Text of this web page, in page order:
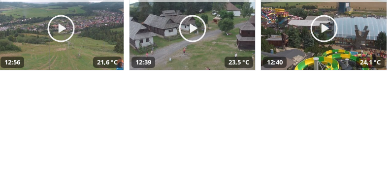
12:56 21,6 °C 12:39 23,5 °C 12:40 24,1 °C